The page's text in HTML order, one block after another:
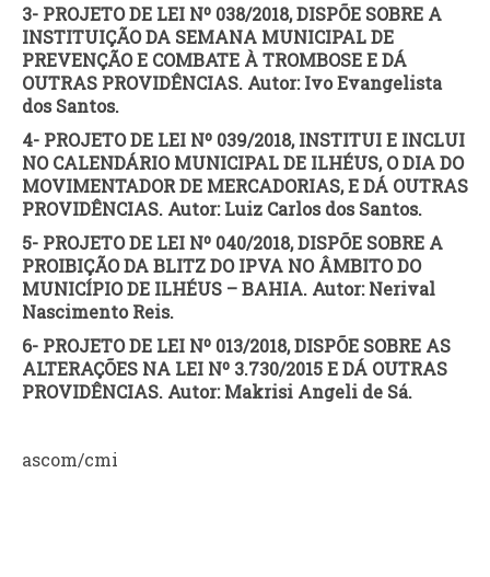
3- PROJETO DE LEI Nº 038/2018, DISPÕE SOBRE A
INSTITUIÇÃO DA SEMANA MUNICIPAL DE
PREVENÇÃO E COMBATE À TROMBOSE E DÁ
OUTRAS PROVIDÊNCIAS. Autor: Ivo Evangelista
dos Santos.
4- PROJETO DE LEI Nº 039/2018, INSTITUI E INCLUI
NO CALENDÁRIO MUNICIPAL DE ILHÉUS, O DIA DO
MOVIMENTADOR DE MERCADORIAS, E DÁ OUTRAS
PROVIDÊNCIAS. Autor: Luiz Carlos dos Santos.
5- PROJETO DE LEI Nº 040/2018, DISPÕE SOBRE A
PROIBIÇÃO DA BLITZ DO IPVA NO ÂMBITO DO
MUNICÍPIO DE ILHÉUS – BAHIA. Autor: Nerival
Nascimento Reis.
6- PROJETO DE LEI Nº 013/2018, DISPÕE SOBRE AS
ALTERAÇÕES NA LEI Nº 3.730/2015 E DÁ OUTRAS
PROVIDÊNCIAS. Autor: Makrisi Angeli de Sá.
ascom/cmi